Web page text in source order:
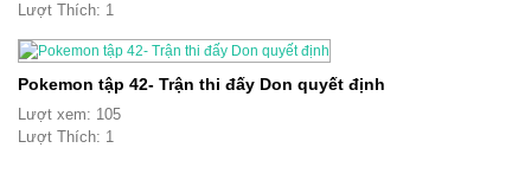
Lượt Thích: 1
Pokemon tập 42- Trận thi đấy Don quyết định
Lượt xem: 105
Lượt Thích: 1